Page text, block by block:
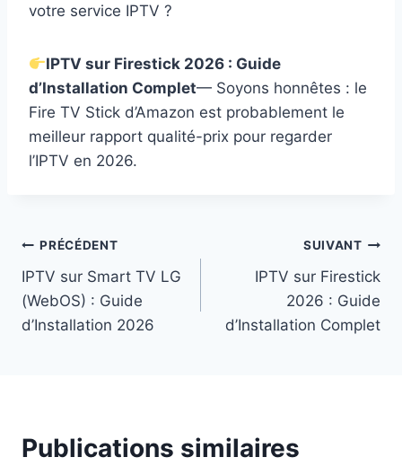
votre service IPTV ?
IPTV sur Firestick 2026 : Guide
d’Installation Complet— Soyons honnêtes : le
Fire TV Stick d’Amazon est probablement le
meilleur rapport qualité-prix pour regarder
l’IPTV en 2026.
Navigation
de
l’article
PRÉCÉDENT
IPTV sur Smart TV LG
(WebOS) : Guide
d’Installation 2026
SUIVANT
IPTV sur Firestick
2026 : Guide
d’Installation Complet
Publications similaires